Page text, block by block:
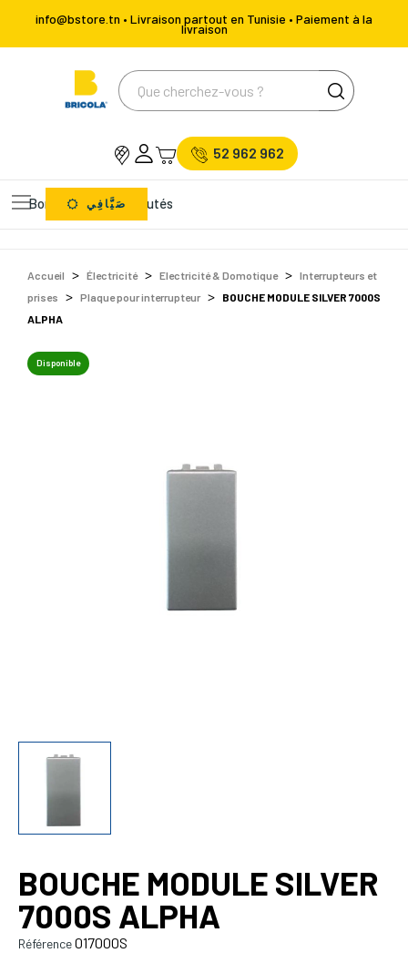
info@bstore.tn • Livraison partout en Tunisie • Paiement à la
livraison
52 962 962
Bons Plans Nouveautés
صَيَّافِي
Accueil Électricité Electricité & Domotique
Interrupteurs et
prises
Plaque pour interrupteur
BOUCHE MODULE SILVER 7000S
ALPHA
Disponible
BOUCHE MODULE SILVER
7000S ALPHA
Référence017000S